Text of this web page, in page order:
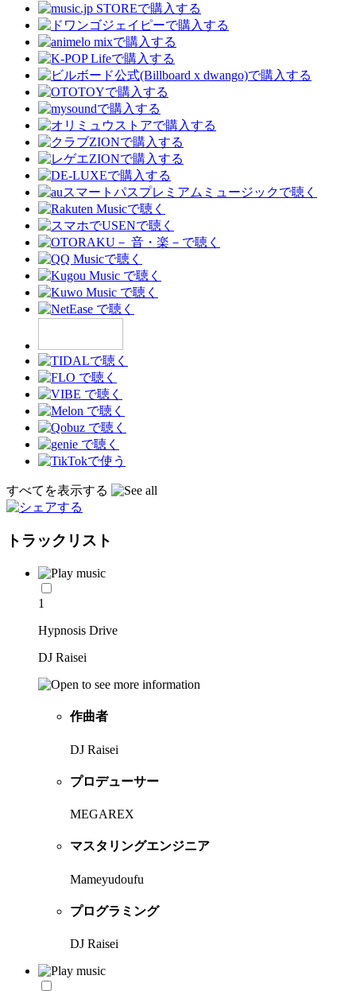
すべてを表示する
トラックリスト
1
Hypnosis Drive
DJ Raisei
作曲者
DJ Raisei
プロデューサー
MEGAREX
マスタリングエンジニア
Mameyudoufu
プログラミング
DJ Raisei